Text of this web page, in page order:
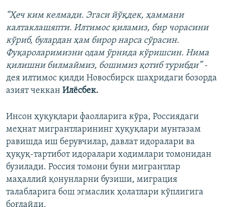
“Ҳеч ким келмади. Эгаси йўқдек, ҳаммани
калтаклашяпти. Илтимос қиламиз, бир чорасини
кўриб, булардан ҳам бирор нарса сўрасин.
Фуқароларимизни одам ўрнида кўришсин. Нима
қилишни билмаймиз, бошимиз қотиб турибди” -
дея илтимос қилди Новосбирск шаҳридаги бозорда
азият чеккан Илёсбек.
Инсон ҳуқуқлари фаолларига кўра, Россиядаги
меҳнат мигрантларининг ҳуқуқлари мунтазам
равишда иш берувчилар, давлат идоралари ва
ҳуқуқ-тартибот идоралари ходимлари томонидан
бузилади. Россия томони буни мигрантлар
маҳаллий қонунларни бузиши, миграция
талабларига бош эгмаслик ҳолатлари кўплигига
боғлайди.